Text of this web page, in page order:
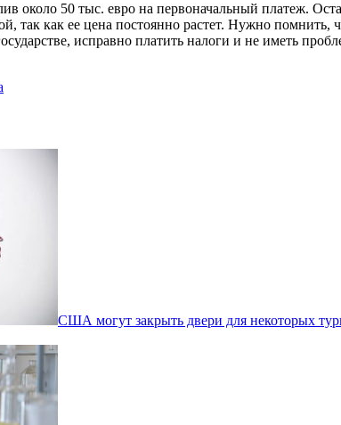
около 50 тыс. евро на первоначальный платеж.
так как ее цена постоянно растет. Нужно
исправно платить налоги и не иметь
США могут закрыть двери для некоторых